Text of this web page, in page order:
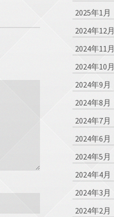
2025年1月
2024年12月
2024年11月
2024年10月
2024年9月
2024年8月
2024年7月
2024年6月
2024年5月
2024年4月
2024年3月
2024年2月